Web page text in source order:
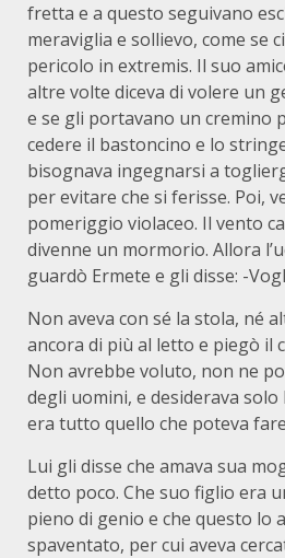
fretta e a questo seguivano
meraviglia e sollievo, come se
pericolo in extremis. Il suo
altre volte diceva di volere un
e se gli portavano un cremino
cedere il bastoncino e lo
bisognava ingegnarsi a
per evitare che si ferisse. Poi,
pomeriggio violaceo. Il vento
divenne un mormorio. Allora
guardò Ermete e gli disse: -
Non aveva con sé la stola, né
ancora di più al letto e piegò il
Non avrebbe voluto, non ne
degli uomini, e desiderava
era tutto quello che poteva
Lui gli disse che amava sua
detto poco. Che suo figlio era
pieno di genio e che questo lo
spaventato, per cui aveva